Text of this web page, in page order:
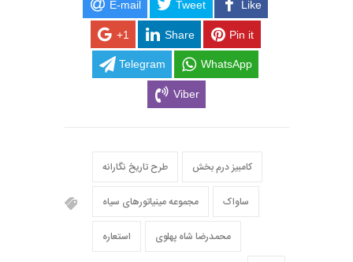
E-mail Tweet Like
+1 Share Pin it
Telegram WhatsApp
Viber
طرح تاریخ نگارانه کامبیز درم بخش
مجموعه مینیاتورهای سیاه ساواک
استعاره محمدرضا شاه پهلوی